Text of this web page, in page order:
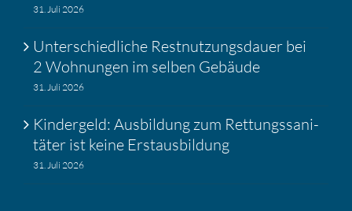
31. Juli 2026
Unter­schied­liche Restnut­zungs­dauer bei
2 Wohnungen im selben Gebäude
31. Juli 2026
Kinder­geld: Ausbil­dung zum Rettungs­sa­ni­
täter ist keine Erstaus­bil­dung
31. Juli 2026